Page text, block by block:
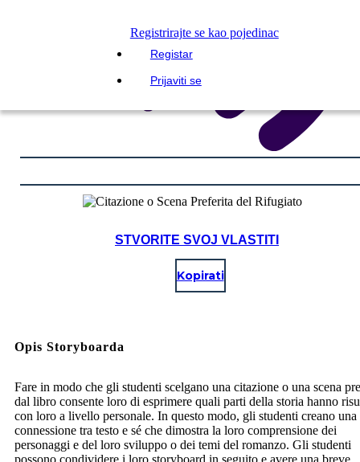
Registrirajte se kao pojedinac
Registar
Prijaviti se
STVORITE SVOJ VLASTITI
Kopirati
Opis Storyboarda
Fare in modo che gli studenti scelgano una citazione o una scena
dal libro consente loro di esprimere quali parti della storia hanno
con loro a livello personale. In questo modo, gli studenti creano una
connessione tra testo e sé che dimostra la loro comprensione dei
personaggi e del loro sviluppo o dei temi del romanzo. Gli studenti
possono condividere i loro storyboard in seguito e avere una breve